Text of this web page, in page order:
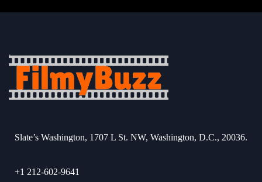
Slate’s Washington, 1707 L St. NW, Washington, D.C., 20036.
+1 212-602-9641